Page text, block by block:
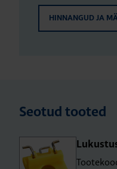
HINNANGUD JA
Seotud tooted